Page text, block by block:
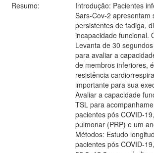
Resumo:
Introdução: Pacientes
Sars-Cov-2 apresentam
persistentes de fadiga,
incapacidade funcional.
Levanta de 30
para avaliar a
de membros inferiores,
resistência
importante para sua
Avaliar a capacidade
TSL para
pacientes pós COVID-
pulmonar (PRP) e um
Métodos: Estudo
pacientes pós COVID-